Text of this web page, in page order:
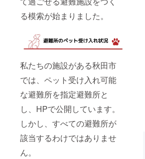
る模索が始まりました。
私たちの施設がある秋田市
では、ペット受け入れ可能
な避難所を指定避難所と
し、HPで公開しています。
しかし、すべての避難所が
該当するわけではありませ
ん。